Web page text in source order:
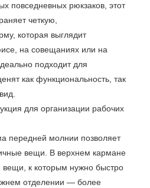
повседневных рюкзаков, этот
четкую,
которая выглядит
на совещаниях или на
подходит для
как функциональность, так
для организации рабочих
передней молнии позволяет
вещи. В верхнем кармане
к которым нужно быстро
отделении — более